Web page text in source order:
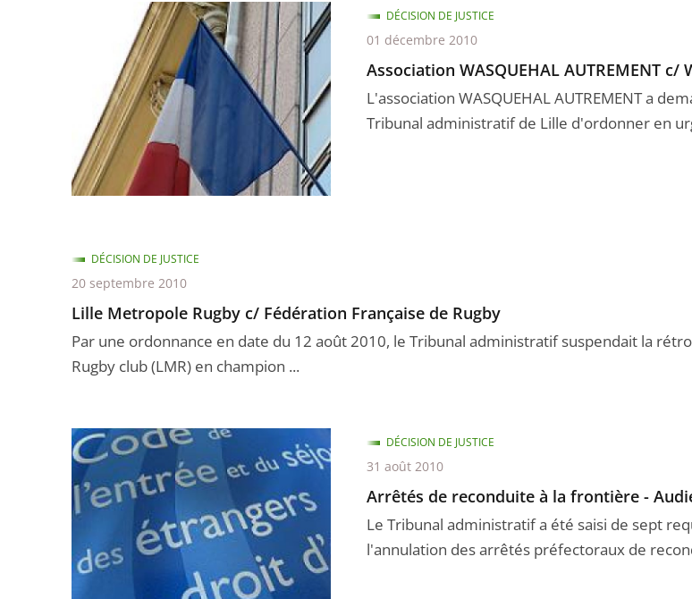
Association WASQUEHAL AUTREMENT c/
L'association WASQUEHAL AUTREMENT a
Tribunal administratif de Lille d'ordonner en
DÉCISION DE JUSTICE
01 décembre 2010
Lille Metropole Rugby c/ Fédération Française de Rugby
Par une ordonnance en date du 12 août 2010, le Tribunal administratif suspendait la
Rugby club (LMR) en champion ...
DÉCISION DE JUSTICE
20 septembre 2010
Arrêtés de reconduite à la frontière -
Le Tribunal administratif a été saisi de sept
l'annulation des arrêtés préfectoraux de
DÉCISION DE JUSTICE
31 août 2010